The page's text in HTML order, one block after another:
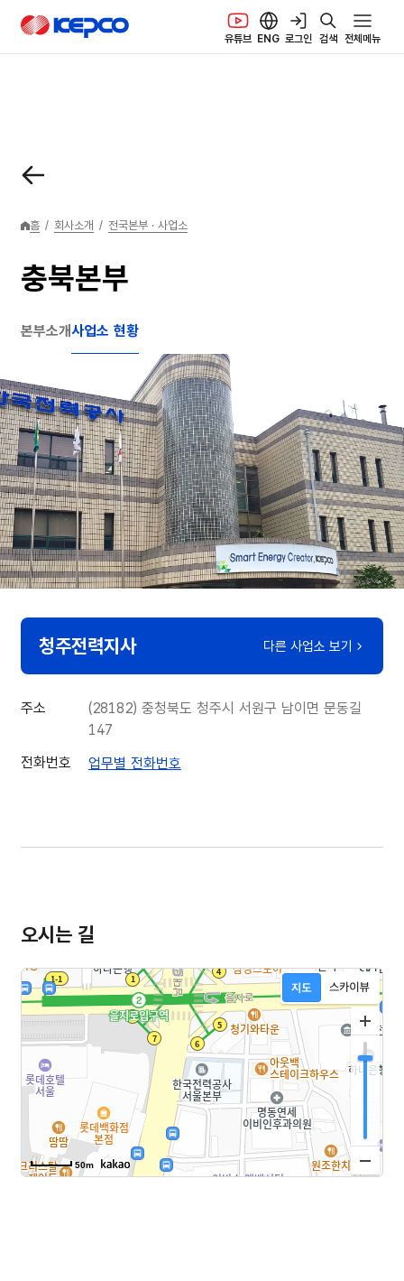
본문 바로가기
한국전력공사 로고
유튜브 ENG 로그인 검색 전체메뉴
홈 / 회사소개 / 전국본부 · 사업소
충북본부
본부소개사업소 현황
청주전력지사 다른 사업소 보기
주소
(28182) 충청북도 청주시 서원구 남이면 문동길
147
전화번호
업무별 전화번호
오시는 길
50m